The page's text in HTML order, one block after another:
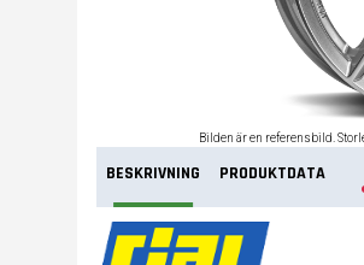
Bilden är en referensbild.
BESKRIVNING PRODUKTDATA